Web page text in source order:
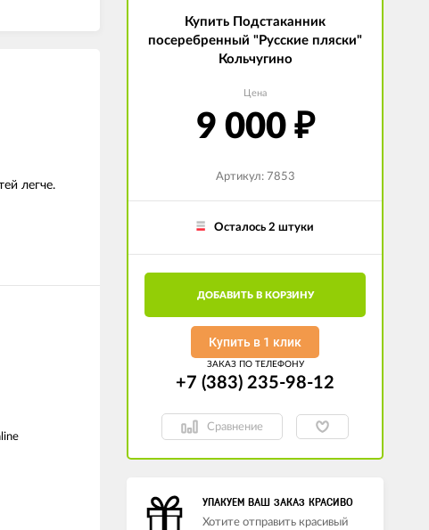
легче.
Купить Подстаканник
посеребренный "Русские пляски"
Кольчугино
Цена
9 000 ₽
Артикул: 7853
Осталось 2 штуки
ДОБАВИТЬ В КОРЗИНУ
Купить в 1 клик
ЗАКАЗ ПО ТЕЛЕФОНУ
+7 (383) 235-98-12
Сравнение
УПАКУЕМ ВАШ ЗАКАЗ КРАСИВО
Хотите отправить красивый